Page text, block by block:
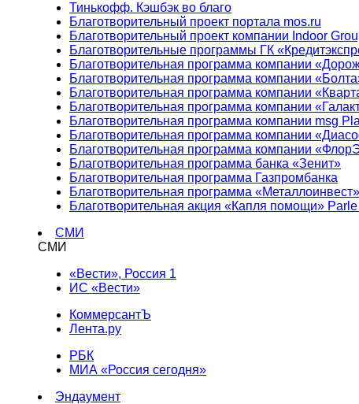
Тинькофф. Кэшбэк во благо
Благотворительный проект портала mos.ru
Благотворительный проект компании Indoor
Благотворительные программы ГК
Благотворительная программа компании
Благотворительная программа компании
Благотворительная программа компании
Благотворительная программа компании
Благотворительная программа компании msg
Благотворительная программа компании
Благотворительная программа компании
Благотворительная программа банка «Зенит»
Благотворительная программа Газпромбанка
Благотворительная программа «Металлоинвест»
Благотворительная акция «Капля помощи»
СМИ
СМИ
«Вести», Россия 1
ИС «Вести»
КоммерсантЪ
Лента.ру
РБК
МИА «Россия сегодня»
Эндаумент